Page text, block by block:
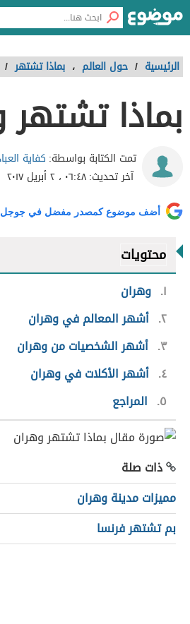
الرئيسية / حول العالم ، بماذا تشتهر /
بماذا
تمت الكتابة بواسطة: كفاية
آخر تحديث:٠٦:٤٨ ، ٢ أبريل ٢٠١٧
أضف موضوع كمصدر مفضل في جوجل
محتويات
١ وهران
٢ أشهر المعالم في وهران
٣ أشهر الشخصيات من وهران
٤ أشهر الأكلات في وهران
٥
المراجع
ذات صلة
مميزات مدينة وهران
بم تشتهر فرنسا